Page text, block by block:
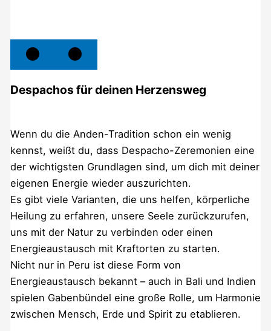
Despachos für deinen Herzensweg
Wenn du die Anden-Tradition schon ein wenig
kennst, weißt du, dass Despacho-Zeremonien eine
der wichtigsten Grundlagen sind, um dich mit deiner
eigenen Energie wieder auszurichten.
Es gibt viele Varianten, die uns helfen, körperliche
Heilung zu erfahren, unsere Seele zurückzurufen,
uns mit der Natur zu verbinden oder einen
Energieaustausch mit Kraftorten zu starten.
Nicht nur in Peru ist diese Form von
Energieaustausch bekannt – auch in Bali und Indien
spielen Gabenbündel eine große Rolle, um Harmonie
zwischen Mensch, Erde und Spirit zu etablieren.